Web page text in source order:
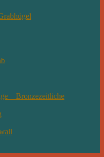
– Bronzezeitliche